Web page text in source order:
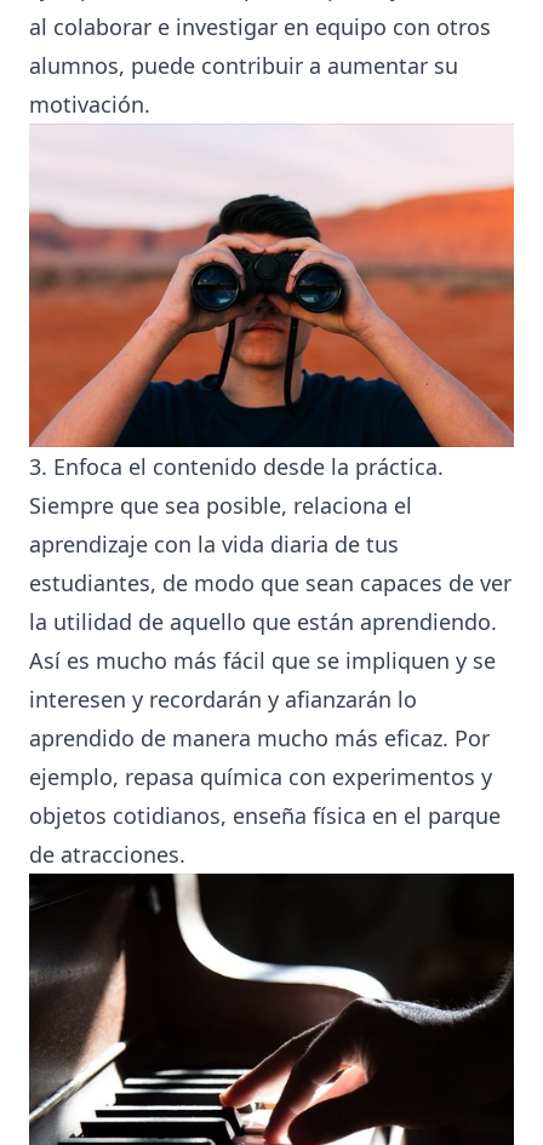
al colaborar e investigar en equipo con otros
alumnos, puede contribuir a aumentar su
motivación.
3. Enfoca el contenido desde la práctica.
Siempre que sea posible, relaciona el
aprendizaje con la vida diaria de tus
estudiantes, de modo que sean capaces de ver
la utilidad de aquello que están aprendiendo.
Así es mucho más fácil que se impliquen y se
interesen y recordarán y afianzarán lo
aprendido de manera mucho más eficaz. Por
ejemplo, repasa química con experimentos y
objetos cotidianos, enseña física en el parque
de atracciones.